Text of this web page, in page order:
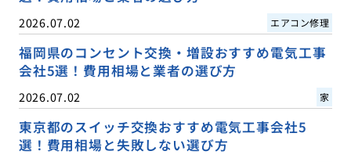
2026.07.02 エアコン修理
福岡県のコンセント交換・増設おすすめ電気工事
会社5選！費用相場と業者の選び方
2026.07.02 家
東京都のスイッチ交換おすすめ電気工事会社5
選！費用相場と失敗しない選び方